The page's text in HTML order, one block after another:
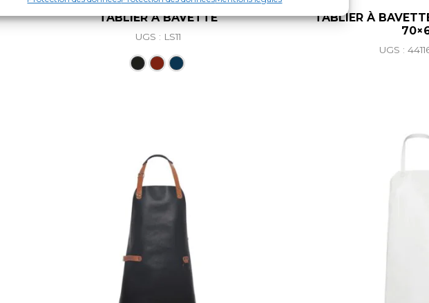
TABLIER À BAVETTE
UGS : LS11
Ce produit a plusieurs variations. Les options
TABLIER À
UGS :